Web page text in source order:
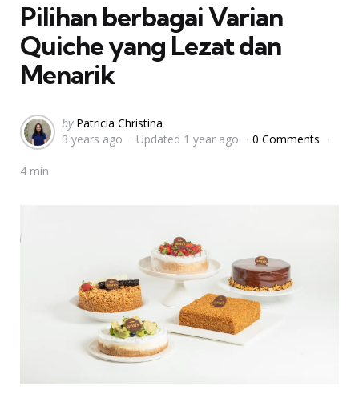
Pilihan berbagai Varian
Quiche yang Lezat dan
Menarik
Posted
by
by Patricia Christina
3 years ago
Updated 1 year ago 0 Comments
4 min